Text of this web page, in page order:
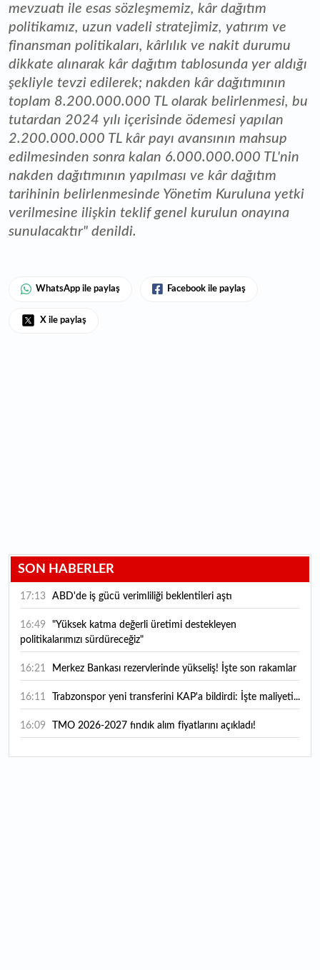
mevzuatı ile esas sözleşmemiz, kâr dağıtım
politikamız, uzun vadeli stratejimiz, yatırım ve
finansman politikaları, kârlılık ve nakit durumu
dikkate alınarak kâr dağıtım tablosunda yer aldığı
şekliyle tevzi edilerek; nakden kâr dağıtımının
toplam 8.200.000.000 TL olarak belirlenmesi, bu
tutardan 2024 yılı içerisinde ödemesi yapılan
2.200.000.000 TL kâr payı avansının mahsup
edilmesinden sonra kalan 6.000.000.000 TL'nin
nakden dağıtımının yapılması ve kâr dağıtım
tarihinin belirlenmesinde Yönetim Kuruluna yetki
verilmesine ilişkin teklif genel kurulun onayına
sunulacaktır" denildi.
WhatsApp ile paylaş Facebook ile paylaş
X ile paylaş
SON HABERLER
17:13 ABD'de iş gücü verimliliği beklentileri aştı
16:49
politikalarımızı sürdüreceğiz"
16:21 Merkez Bankası rezervlerinde yükseliş! İşte son rakamlar
16:11 Trabzonspor yeni transferini KAP'a bildirdi: İşte maliyeti...
16:09 TMO 2026-2027 fındık alım fiyatlarını açıkladı!